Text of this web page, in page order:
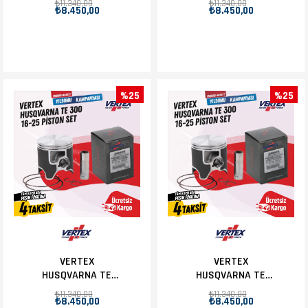
₺8.450,00
₺11.340,00
PİSTON D.71.935
₺8.450,00
₺11.340,00
VERTEX
HUSQVARNA TE
300 16-25 B C
PİSTON D.71.945
₺8.450,00
₺11.340,00
%25
VERTEX
HUSQVARNA TE
300 16-25 B D
PİSTON D.71.955
₺8.450,00
₺11.340,00
%25